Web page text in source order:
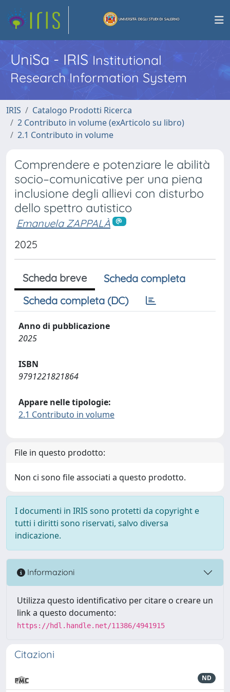
UniSa - IRISInstitutional
Research Information System
IRIS
Catalogo Prodotti Ricerca
2 Contributo in volume (exArticolo su libro)
2.1 Contributo in volume
Comprendere e potenziare le abilità
socio–comunicative per una piena
inclusione degli allievi con disturbo
dello spettro autistico
Emanuela ZAPPALÀ
2025
Scheda breve
Scheda completa
Scheda completa (DC)
Anno di pubblicazione
2025
ISBN
9791221821864
Appare nelle tipologie:
2.1 Contributo in volume
File in questo prodotto:
Non ci sono file associati a questo prodotto.
I documenti in IRIS sono protetti da copyright e
tutti i diritti sono riservati, salvo diversa
indicazione.
Informazioni
Utilizza questo identificativo per citare o creare un
link a questo documento:
https://hdl.handle.net/11386/4941915
Citazioni
ND